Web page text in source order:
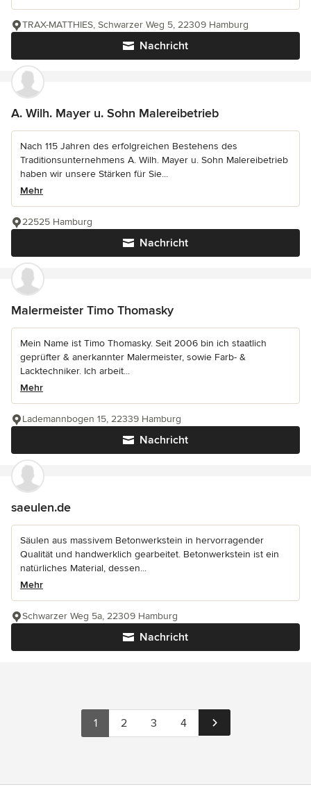
Nachricht
TRAX-MATTHIES, Schwarzer Weg 5, 22309 Hamburg
A. Wilh. Mayer u. Sohn Malereibetrieb
Nach 115 Jahren des erfolgreichen Bestehens des
Traditionsunternehmens A. Wilh. Mayer u. Sohn Malereibetrieb
haben wir unsere Stärken für Sie...
Mehr
Nachricht
22525 Hamburg
Malermeister Timo Thomasky
Mein Name ist Timo Thomasky. Seit 2006 bin ich staatlich
geprüfter & anerkannter Malermeister, sowie Farb- &
Lacktechniker. Ich arbeit...
Mehr
Nachricht
Lademannbogen 15, 22339 Hamburg
saeulen.de
Säulen aus massivem Betonwerkstein in hervorragender
Qualität und handwerklich gearbeitet. Betonwerkstein ist ein
natürliches Material, dessen...
Mehr
Nachricht
Schwarzer Weg 5a, 22309 Hamburg
1 2 3 4